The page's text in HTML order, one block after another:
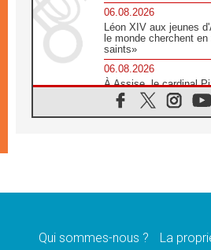
06.08.2026
Léon XIV aux jeunes
le monde cherchent
saints»
06.08.2026
À Assise, le cardinal
«les chrétiens veulent
06.08.2026
message de paix et
Qui sommes-nous ? La